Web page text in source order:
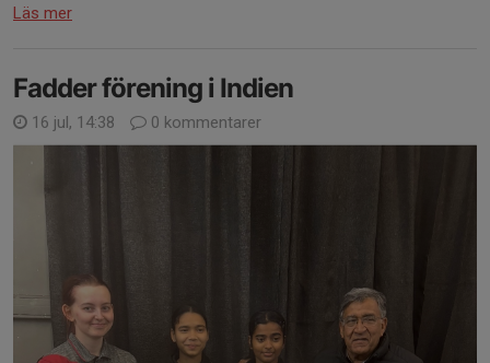
Läs mer
Fadder förening i Indien
16 jul, 14:38 0 kommentarer